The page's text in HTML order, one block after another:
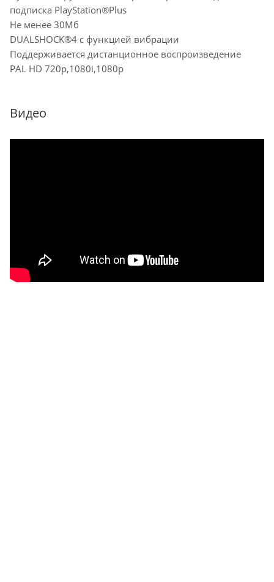
подписка PlayStation®Plus
Не менее 30Мб
DUALSHOCK®4 с функцией вибрации
Поддерживается дистанционное воспроизведение
PAL HD 720p,1080i,1080p
Видео